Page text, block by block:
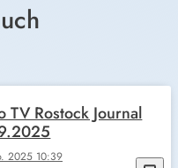
2025 10:39
TV Rostock Journal